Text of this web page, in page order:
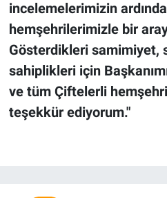
incelemelerimizin
hemşehrilerimizle bir
Gösterdikleri samimiyet,
sahiplikleri için
ve tüm Çiftelerli
teşekkür ediyorum."